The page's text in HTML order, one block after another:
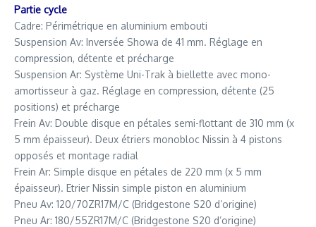
Partie cycle
Cadre: Périmétrique en aluminium embouti
Suspension Av: Inversée Showa de 41 mm. Réglage en
compression, détente et précharge
Suspension Ar: Système Uni-Trak à biellette avec mono-
amortisseur à gaz. Réglage en compression, détente (25
positions) et précharge
Frein Av: Double disque en pétales semi-flottant de 310 mm (x
5 mm épaisseur). Deux étriers monobloc Nissin à 4 pistons
opposés et montage radial
Frein Ar: Simple disque en pétales de 220 mm (x 5 mm
épaisseur). Etrier Nissin simple piston en aluminium
Pneu Av: 120/70ZR17M/C (Bridgestone S20 d’origine)
Pneu Ar: 180/55ZR17M/C (Bridgestone S20 d’origine)